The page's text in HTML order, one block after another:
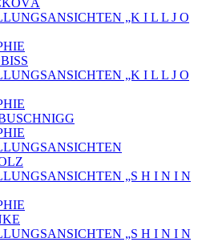
„K I L L J O
„K I L L J O
„S H I N I N
„S H I N I N